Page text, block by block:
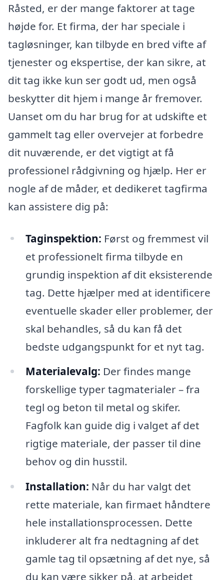
Råsted, er der mange faktorer at tage
højde for. Et firma, der har speciale i
tagløsninger, kan tilbyde en bred vifte af
tjenester og ekspertise, der kan sikre, at
dit tag ikke kun ser godt ud, men også
beskytter dit hjem i mange år fremover.
Uanset om du har brug for at udskifte et
gammelt tag eller overvejer at forbedre
dit nuværende, er det vigtigt at få
professionel rådgivning og hjælp. Her er
nogle af de måder, et dedikeret tagfirma
kan assistere dig på:
Taginspektion: Først og fremmest vil
et professionelt firma tilbyde en
grundig inspektion af dit eksisterende
tag. Dette hjælper med at identificere
eventuelle skader eller problemer, der
skal behandles, så du kan få det
bedste udgangspunkt for et nyt tag.
Materialevalg: Der findes mange
forskellige typer tagmaterialer – fra
tegl og beton til metal og skifer.
Fagfolk kan guide dig i valget af det
rigtige materiale, der passer til dine
behov og din husstil.
Installation: Når du har valgt det
rette materiale, kan firmaet håndtere
hele installationsprocessen. Dette
inkluderer alt fra nedtagning af det
gamle tag til opsætning af det nye, så
du kan være sikker på, at arbejdet